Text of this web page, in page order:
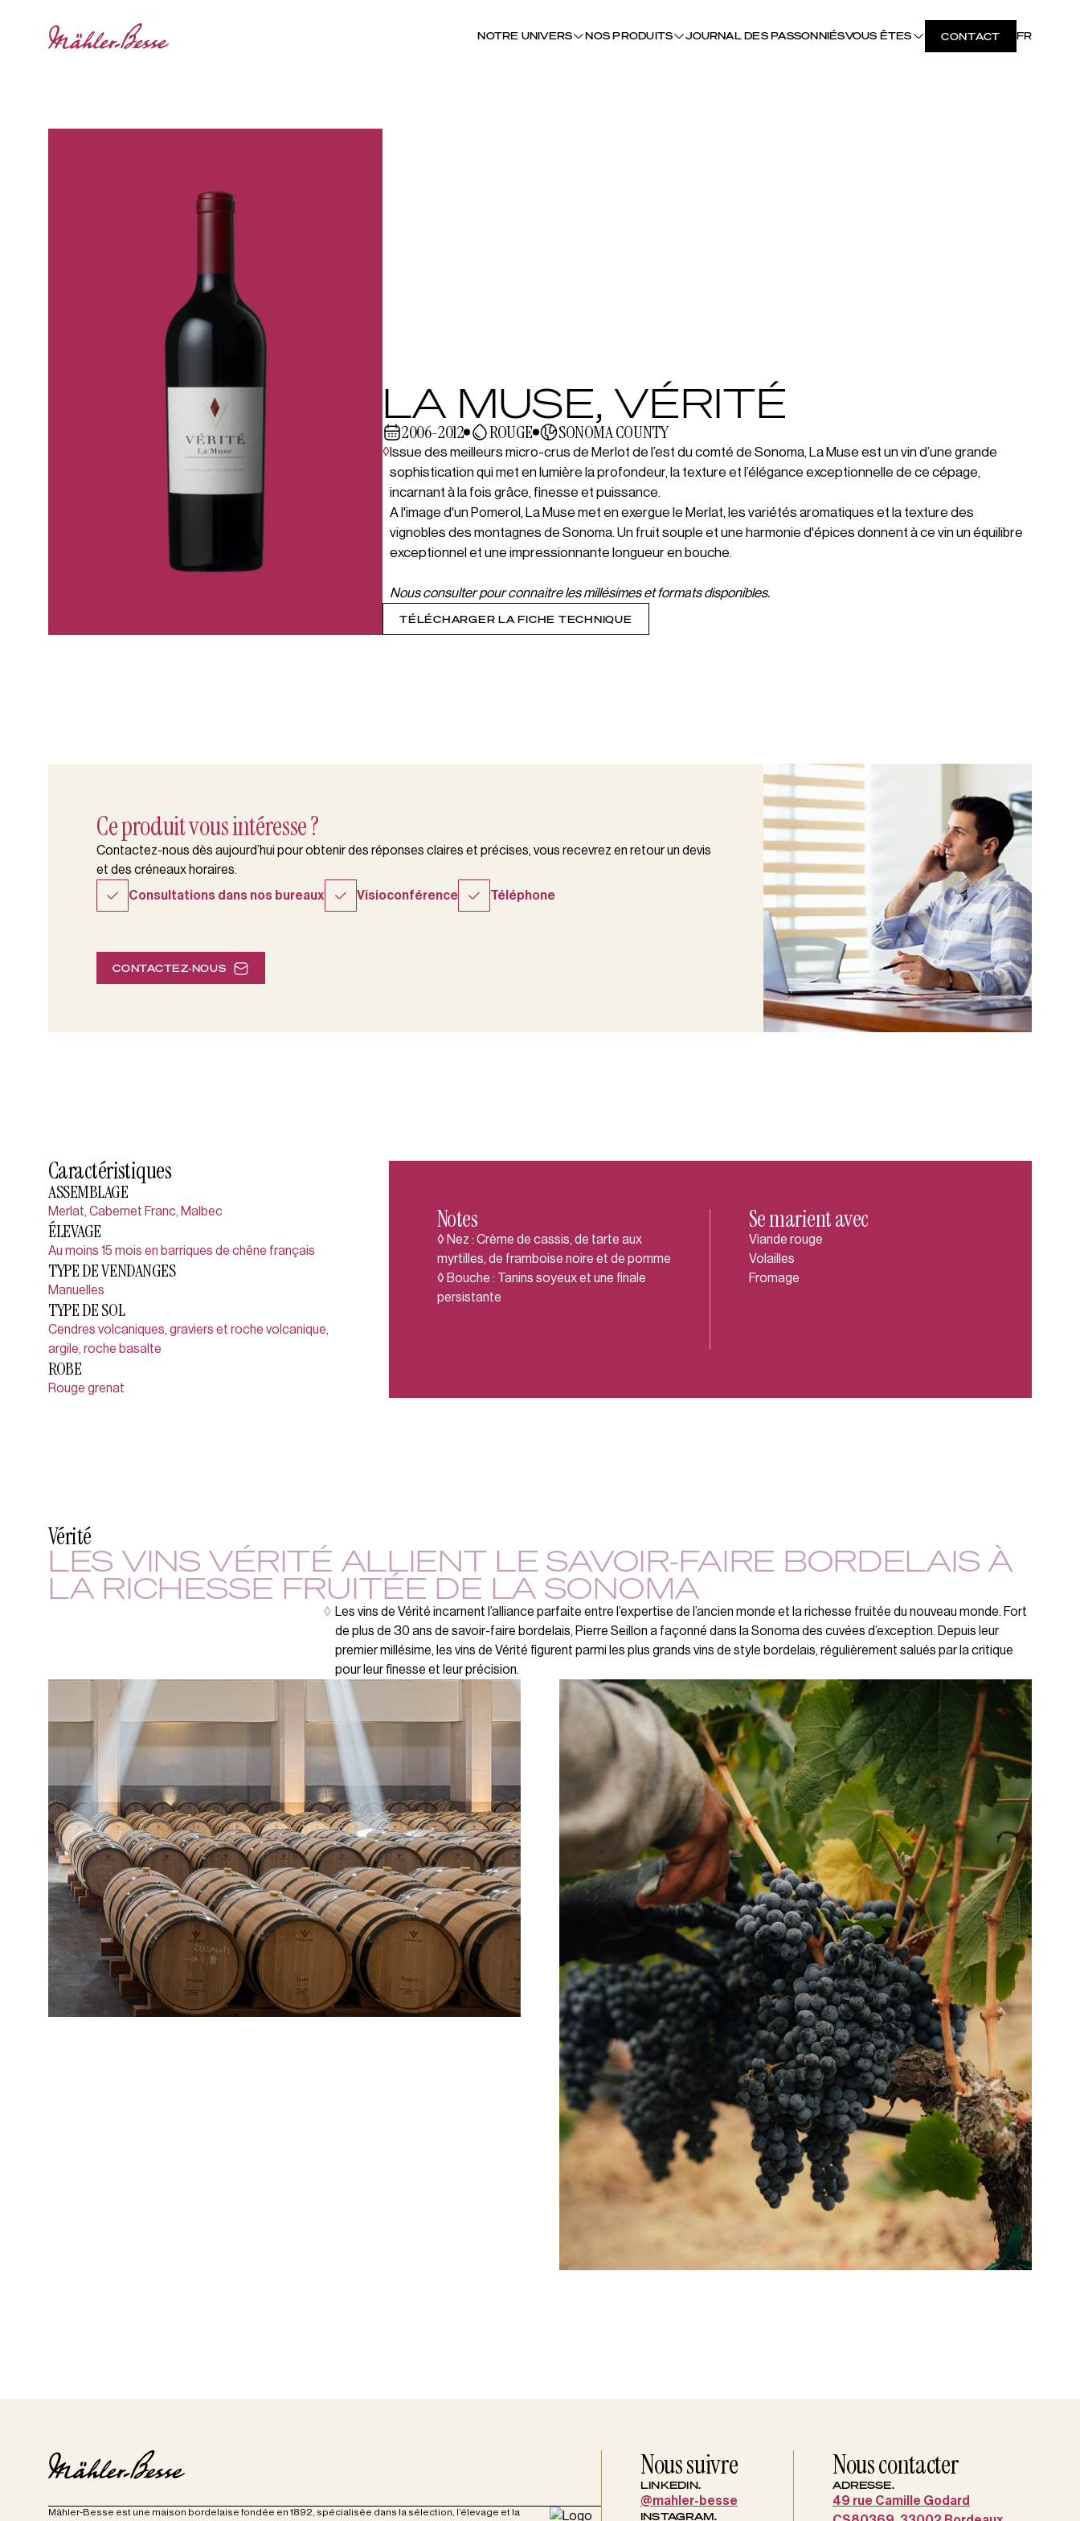
NOTRE UNIVERS NOS PRODUITS JOURNAL DES PASSONNIÉSVOUS ÊTES CONTACT FR
LA MUSE, VÉRITÉ
2006-2012 ROUGE SONOMA COUNTY
◊Issue des meilleurs micro-crus de Merlot de l’est du comté de Sonoma, La Muse est un vin d’une grande
sophistication qui met en lumière la profondeur, la texture et l’élégance exceptionnelle de ce cépage,
incarnant à la fois grâce, finesse et puissance.
A l'image d'un Pomerol, La Muse met en exergue le Merlat, les variétés aromatiques et la texture des
vignobles des montagnes de Sonoma. Un fruit souple et une harmonie d'épices donnent à ce vin un équilibre
exceptionnel et une impressionnante longueur en bouche.
Nous consulter pour connaitre les millésimes et formats disponibles.
TÉLÉCHARGER LA FICHE TECHNIQUE
Ce produit vous intéresse ?
Contactez-nous dès aujourd’hui pour obtenir des réponses claires et précises, vous recevrez en retour un devis
et des créneaux horaires.
Consultations dans nos bureaux
Visioconférence Téléphone
CONTACTEZ-NOUS
Caractéristiques
ASSEMBLAGE
Merlat, Cabernet Franc, Malbec
ÉLEVAGE
Au moins 15 mois en barriques de chêne français
TYPE DE VENDANGES
Manuelles
TYPE DE SOL
Cendres volcaniques, graviers et roche volcanique,
argile, roche basalte
ROBE
Rouge grenat
Notes
◊ Nez : Crème de cassis, de tarte aux
myrtilles, de framboise noire et de pomme
◊ Bouche : Tanins soyeux et une finale
persistante
Se marient avec
Viande rouge
Volailles
Fromage
Vérité
LES VINS VÉRITÉ ALLIENT LE SAVOIR-FAIRE BORDELAIS À
LA RICHESSE FRUITÉE DE LA SONOMA
◊ Les vins de Vérité incarnent l’alliance parfaite entre l’expertise de l’ancien monde et la richesse fruitée du nouveau monde. Fort
de plus de 30 ans de savoir-faire bordelais, Pierre Seillon a façonné dans la Sonoma des cuvées d’exception. Depuis leur
premier millésime, les vins de Vérité figurent parmi les plus grands vins de style bordelais, régulièrement salués par la critique
pour leur finesse et leur précision.
Mähler-Besse est une maison bordelaise fondée en 1892, spécialisée dans la sélection, l’élevage et la
Nous suivre
LINKEDIN.
@mahler-besse
INSTAGRAM.
Nous contacter
ADRESSE.
49 rue Camille Godard